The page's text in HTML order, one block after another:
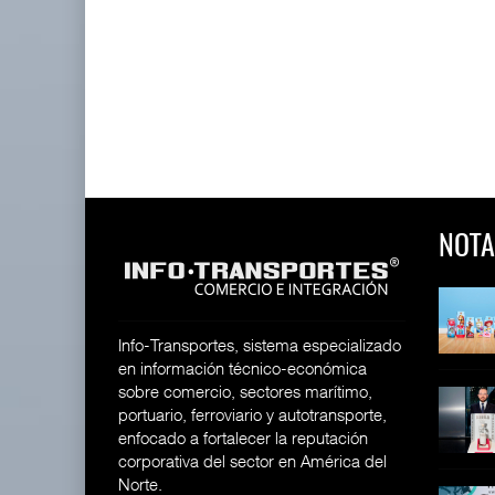
Info-Transportes, sistema especializado
en información técnico-económica
sobre comercio, sectores marítimo,
portuario, ferroviario y autotransporte,
enfocado a fortalecer la reputación
corporativa del sector en América del
Norte.
Lala Yomi® y Toy Story
Industria tequilera presenta
l
28 JUL 2026
Toyota GR Yaris Aero
MG GO! y MG Cyber
Concept: Los
21 JUL 2026